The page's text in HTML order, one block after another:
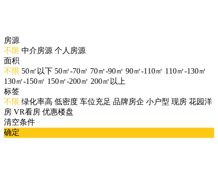
房源
不限 中介房源 个人房源
面积
不限 50㎡以下 50㎡-70㎡ 70㎡-90㎡ 90㎡-110㎡ 110㎡-130㎡
130㎡-150㎡ 150㎡-200㎡ 200㎡以上
标签
不限 绿化率高 低密度 车位充足 品牌房企 小户型 现房 花园洋
房 VR看房 优惠楼盘
清空条件
确定